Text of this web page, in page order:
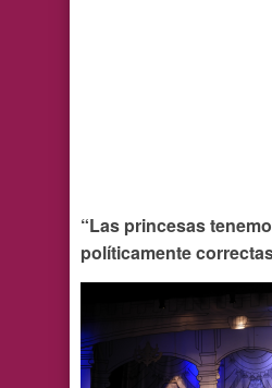
“Las princesas
políticamente